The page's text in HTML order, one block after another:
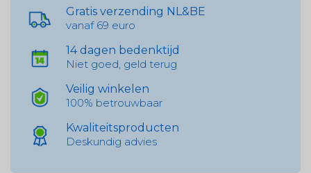
Gratis verzending NL&BE
vanaf 69 euro
14 dagen bedenktijd
Niet goed, geld terug
Veilig winkelen
100% betrouwbaar
Kwaliteitsproducten
Deskundig advies